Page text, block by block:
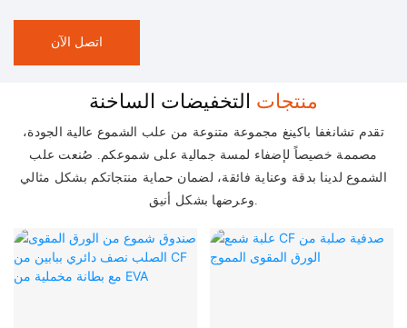
اتصل الآن
منتجات التخفيضات الساخنة
تقدم تشانغفا باكينغ مجموعة متنوعة من علب الشموع عالية الجودة،
مصممة خصيصاً لإضفاء لمسة جمالية على شموعكم. صُنعت علب
الشموع لدينا بدقة وعناية فائقة، لضمان حماية منتجاتكم بشكل مثالي